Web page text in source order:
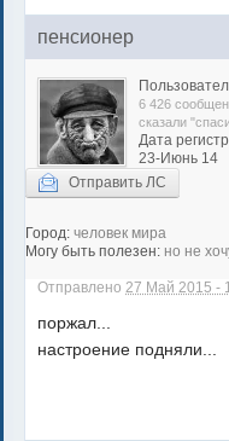
пенсионер
6 426
сказали
Дата
23-Июнь 14
Отправить ЛС
Город: человек мира
Могу быть полезен: но не
Отправлено 27 Май 2015 -
поржал...
настроение подняли...